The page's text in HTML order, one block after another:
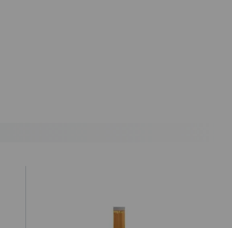
confirmada por internet debe ser aceptada después